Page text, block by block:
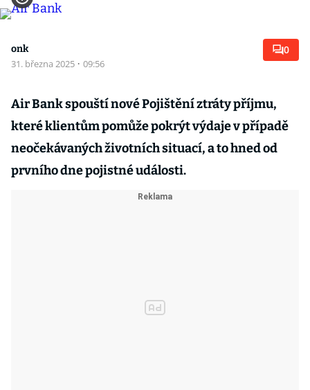
onk
31. března 2025 · 09:56
0
Air Bank spouští nové Pojištění ztráty příjmu,
které klientům pomůže pokrýt výdaje v případě
neočekávaných životních situací, a to hned od
prvního dne pojistné události.